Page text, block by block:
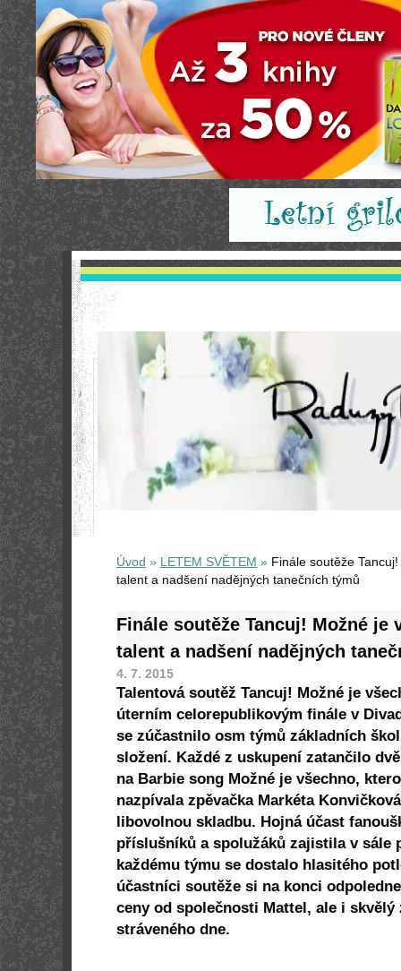
Úvod » LETEM SVĚTEM » Finále soutěže
talent a nadšení nadějných tanečních týmů
Finále soutěže Tancuj! Možné je
talent a nadšení nadějných
4. 7. 2015
Talentová soutěž Tancuj! Možné je
úterním celorepublikovým finále v
se zúčastnilo osm týmů základních
složení. Každé z uskupení zatančilo
na Barbie song Možné je všechno,
nazpívala zpěvačka Markéta
libovolnou skladbu. Hojná účast
příslušníků a spolužáků zajistila v sále
každému týmu se dostalo hlasitého
účastníci soutěže si na konci
ceny od společnosti Mattel, ale i skvělý
stráveného dne.